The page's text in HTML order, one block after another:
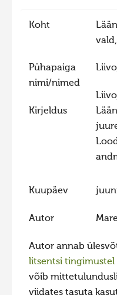
Liikuvad kuvad 2023
Hiite kuvavõistlus
Liikuvad kuvad 2022
Hiite kuvavõistlus
Hiite kuvavõistlus
Liikuvad kuvad 2021
Hiite kuvavõistlus
Liikuvad kuvad 2020
Hiite kuvavõistlus
Hiite kuvavõistlus
Koht
Pühapaiga
nimi/nimed
Kirjeldus
Kuupäev
Autor
Autor annab
litsentsi tingimustel
võib
viidates tasuta